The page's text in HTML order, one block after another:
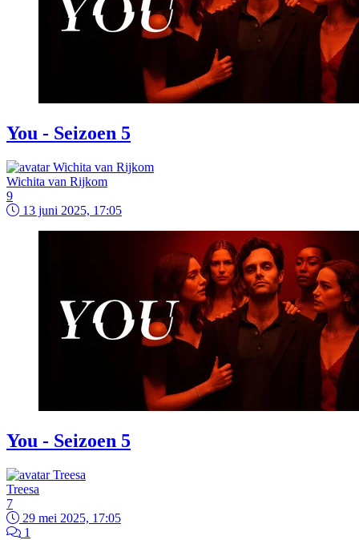
You - Seizoen 5
Wichita van Rijkom
9
13 juni 2025, 17:05
You - Seizoen 5
Treesa
7
29 mei 2025, 17:05
1